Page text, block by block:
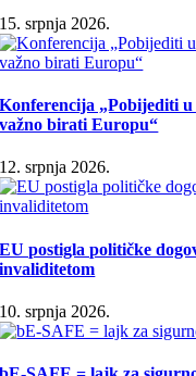
15. srpnja 2026.
Konferencija „Pobijediti
važno birati Europu“
12. srpnja 2026.
EU postigla političke
invaliditetom
10. srpnja 2026.